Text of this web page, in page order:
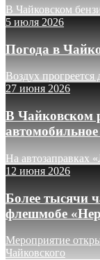
В Чайковском
5 июля 2026
Погода в
Воздух прогреется
27 июня 2026
В Чайковском
На автозаправках
12 июня 2026
Более тысячи
флешмобе
Мероприятие
Чайковского